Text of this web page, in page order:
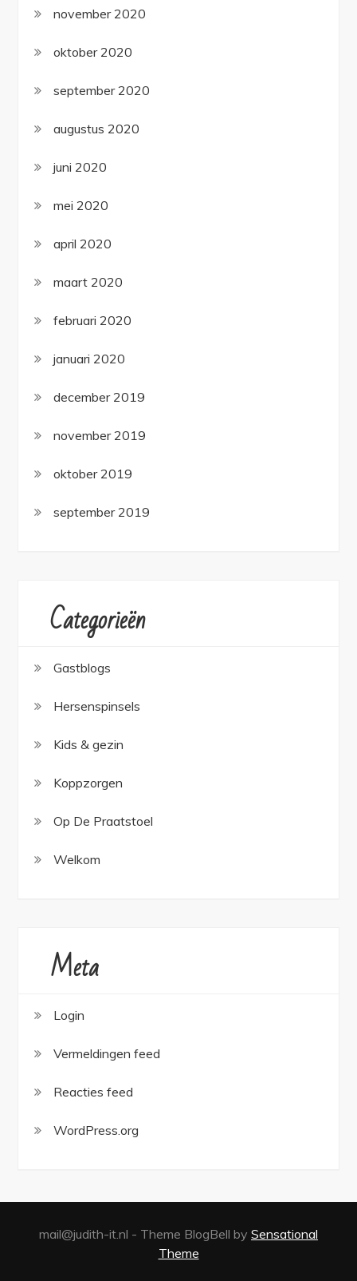
november 2020
oktober 2020
september 2020
augustus 2020
juni 2020
mei 2020
april 2020
maart 2020
februari 2020
januari 2020
december 2019
november 2019
oktober 2019
september 2019
Categorieën
Gastblogs
Hersenspinsels
Kids & gezin
Koppzorgen
Op De Praatstoel
Welkom
Meta
Login
Vermeldingen feed
Reacties feed
WordPress.org
mail@judith-it.nl - Theme BlogBell by Sensational
Theme